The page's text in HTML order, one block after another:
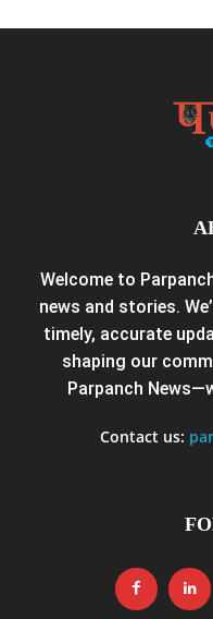
Welcome to
news and stories.
timely, accurate
shaping our
Parpanch
Contact us: